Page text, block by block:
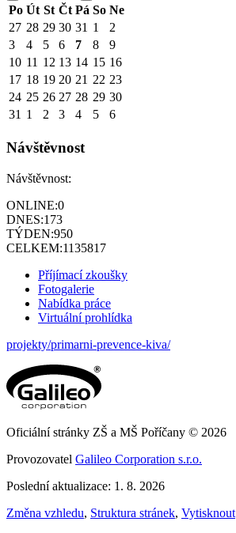
Po Út St Čt Pá So Ne
27 28 29 30 31 1
2
3
4 5 6 7 8
9
10 11 12 13 14 15 16
17 18 19 20 21 22 23
24 25 26 27 28 29 30
31 1 2 3 4 5 6
Návštěvnost
Návštěvnost:
ONLINE:0
DNES:173
TÝDEN:950
CELKEM:1135817
Příjímací zkoušky
Fotogalerie
Nabídka práce
Virtuální prohlídka
projekty/primarni-prevence-kiva/
Oficiální stránky ZŠ a MŠ Poříčany © 2026
Provozovatel Galileo Corporation s.r.o.
Poslední aktualizace: 1. 8. 2026
Změna vzhledu, Struktura stránek, Vytisknout